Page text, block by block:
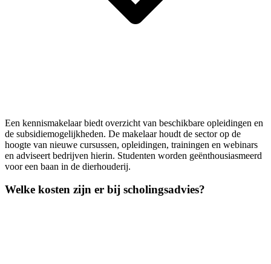
Een kennismakelaar biedt overzicht van beschikbare opleidingen en
de subsidiemogelijkheden. De makelaar houdt de sector op de
hoogte van nieuwe cursussen, opleidingen, trainingen en webinars
en adviseert bedrijven hierin. Studenten worden geënthousiasmeerd
voor een baan in de dierhouderij.
Welke kosten zijn er bij scholingsadvies?